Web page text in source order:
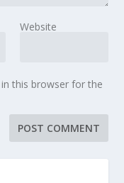
Website
this browser for the